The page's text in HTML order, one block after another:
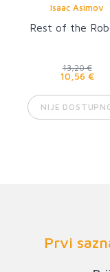
Isaac Asimov
Rest of the
13,20 €
10,56 €
NIJE
Prvi